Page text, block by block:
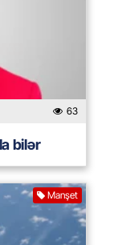
63
bilər
Manşet